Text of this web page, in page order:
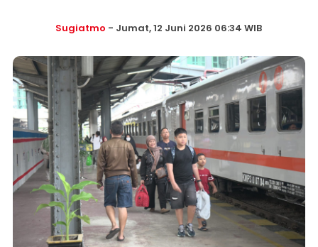
Sugiatmo - Jumat, 12 Juni 2026 06:34 WIB